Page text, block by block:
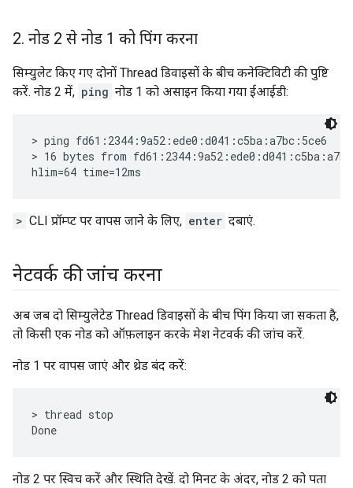
2. नोड 2 से नोड 1 को पिंग करना
सिम्युलेट किए गए दोनों Thread डिवाइसों के बीच कनेक्टिविटी की पुष्टि
करें. नोड 2 में, ping नोड 1 को असाइन किया गया ईआईडी:
> ping fd61:2344:9a52:ede0:d041:c5ba:a7bc:5ce6
> 16 bytes from
> CLI प्रॉम्प्ट पर वापस जाने के लिए, enter दबाएं.
नेटवर्क की जांच करना
अब जब दो सिम्युलेटेड Thread डिवाइसों के बीच पिंग किया जा सकता है,
तो किसी एक नोड को ऑफ़लाइन करके मेश नेटवर्क की जांच करें.
नोड 1 पर वापस जाएं और थ्रेड बंद करें:
> thread stop
नोड 2 पर स्विच करें और स्थिति देखें. दो मिनट के अंदर, नोड 2 को पता